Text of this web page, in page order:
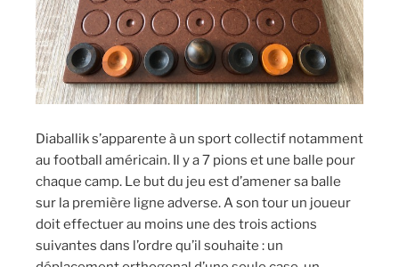
Diaballik s’apparente à un sport collectif notamment
au football américain. Il y a 7 pions et une balle pour
chaque camp. Le but du jeu est d’amener sa balle
sur la première ligne adverse. A son tour un joueur
doit effectuer au moins une des trois actions
suivantes dans l’ordre qu’il souhaite : un